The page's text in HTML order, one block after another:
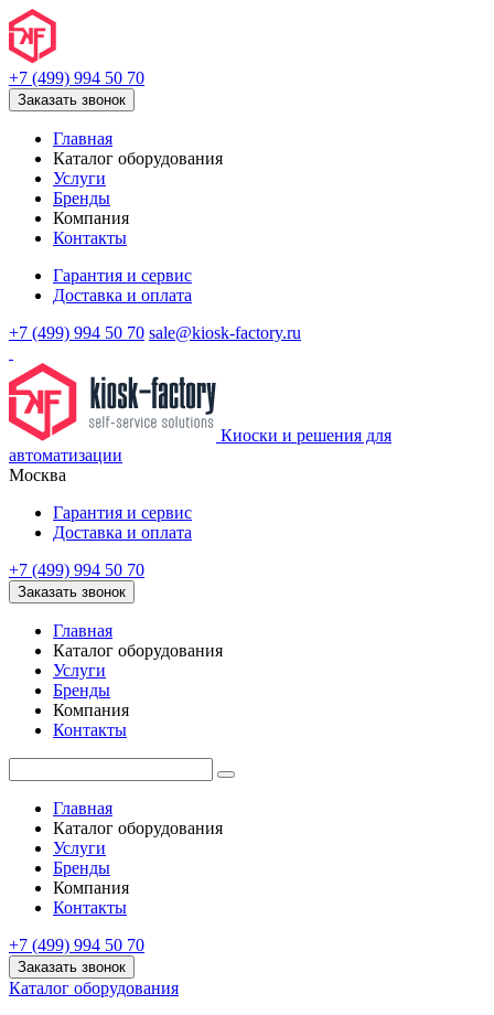
+7 (499) 994 50 70
Заказать звонок
Главная
Каталог оборудования
Услуги
Бренды
Компания
Контакты
Гарантия и сервис
Доставка и оплата
+7 (499) 994 50 70 sale@kiosk-factory.ru
Киоски и решения для
автоматизации
Москва
Гарантия и сервис
Доставка и оплата
+7 (499) 994 50 70
Заказать звонок
Главная
Каталог оборудования
Услуги
Бренды
Компания
Контакты
Главная
Каталог оборудования
Услуги
Бренды
Компания
Контакты
+7 (499) 994 50 70
Заказать звонок
Каталог оборудования